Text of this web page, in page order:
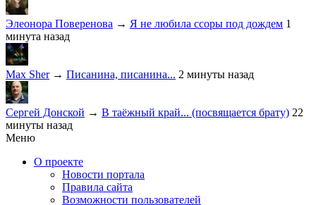
Элеонора Поверенова → Я не любила ссоры под дождем 1
минута назад
Max Sher→ Писанина, писанина... 2 минуты назад
Сергей Донской → В таёжный край... (посвящается брату) 22
минуты назад
Меню
О проекте
Новости портала
Правила сайта
Возможности пользователей